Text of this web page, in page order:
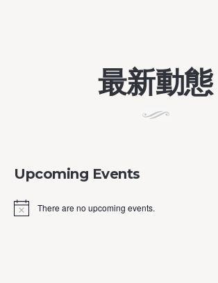
最新動態
Upcoming Events
There are no upcoming events.